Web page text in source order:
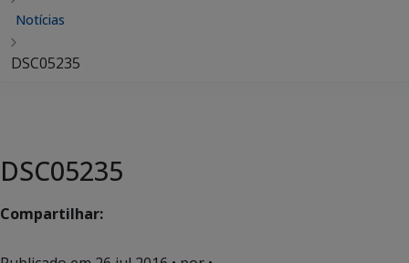
Notícias
DSC05235
DSC05235
Compartilhar: